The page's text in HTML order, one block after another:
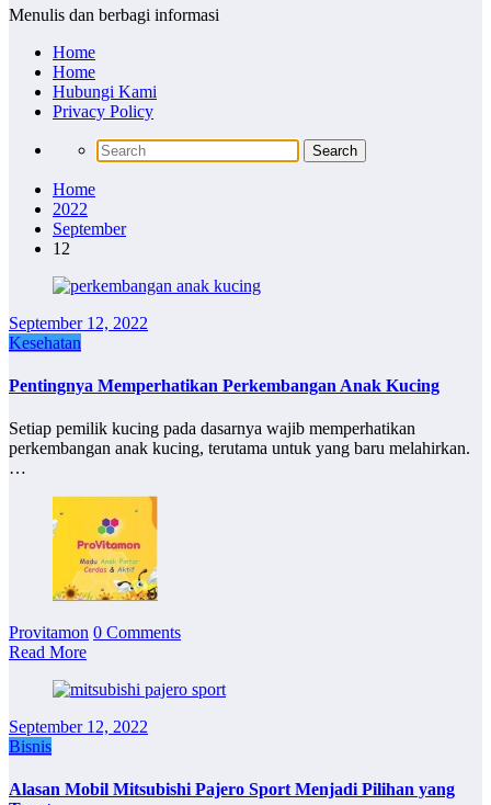
Menulis dan berbagi informasi
Home
Home
Hubungi Kami
Privacy Policy
Home
2022
September
12
September 12, 2022
Kesehatan
Pentingnya Memperhatikan Perkembangan Anak Kucing
Setiap pemilik kucing pada dasarnya wajib memperhatikan
perkembangan anak kucing, terutama untuk yang baru melahirkan.
…
Provitamon 0 Comments
Read More
September 12, 2022
Bisnis
Alasan Mobil Mitsubishi Pajero Sport Menjadi Pilihan yang